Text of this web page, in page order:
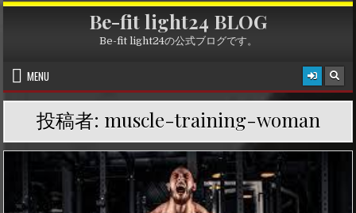
Skip
Be-fit light24 BLOG
Be-fit light24の公式ブログです。
MENU
投稿者: muscle-training-woman
P
o